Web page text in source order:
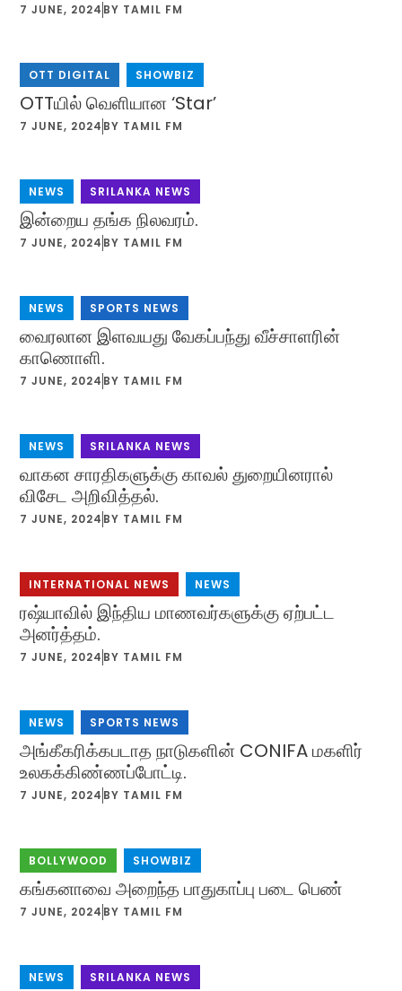
7 JUNE, 2024 BY TAMIL FM
OTT DIGITAL SHOWBIZ
OTTயில் வெளியான ‘Star’
7 JUNE, 2024 BY TAMIL FM
NEWS SRILANKA NEWS
இன்றைய தங்க நிலவரம்.
7 JUNE, 2024 BY TAMIL FM
NEWS SPORTS NEWS
வைரலான இளவயது வேகப்பந்து வீச்சாளரின்
காணொளி.
7 JUNE, 2024 BY TAMIL FM
NEWS SRILANKA NEWS
வாகன சாரதிகளுக்கு காவல் துறையினரால்
விசேட அறிவித்தல்.
7 JUNE, 2024 BY TAMIL FM
INTERNATIONAL NEWS NEWS
ரஷ்யாவில் இந்திய மாணவர்களுக்கு ஏற்பட்ட
அனர்த்தம்.
7 JUNE, 2024 BY TAMIL FM
NEWS SPORTS NEWS
அங்கீகரிக்கபடாத நாடுகளின் CONIFA மகளிர்
உலகக்கிண்ணப்போட்டி.
7 JUNE, 2024 BY TAMIL FM
BOLLYWOOD SHOWBIZ
கங்கனாவை அறைந்த பாதுகாப்பு படை பெண்
7 JUNE, 2024 BY TAMIL FM
NEWS SRILANKA NEWS